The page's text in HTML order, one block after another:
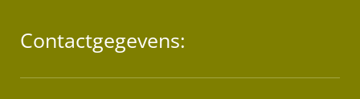
Contactgegevens: